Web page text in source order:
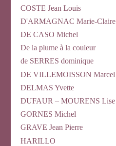
COSTE Jean Louis
D'ARMAGNAC Marie-Claire
DE CASO Michel
De la plume à la couleur
de SERRES dominique
DE VILLEMOISSON Marcel
DELMAS Yvette
DUFAUR – MOURENS Lise
GORNES Michel
GRAVE Jean Pierre
HARILLO